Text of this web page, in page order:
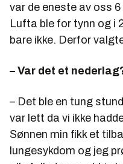
var de eneste av oss
Lufta ble for tynn og i
bare ikke. Derfor
– Var det et
– Det ble en tung
var lett da vi ikke
Sønnen min fikk et
lungesykdom og jeg